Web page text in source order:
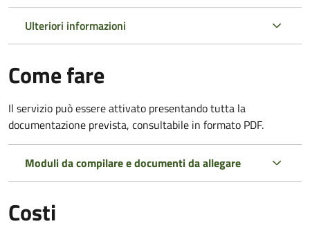
Ulteriori informazioni
Come fare
Il servizio può essere attivato presentando tutta la
documentazione prevista, consultabile in formato PDF.
Moduli da compilare e documenti da allegare
Costi